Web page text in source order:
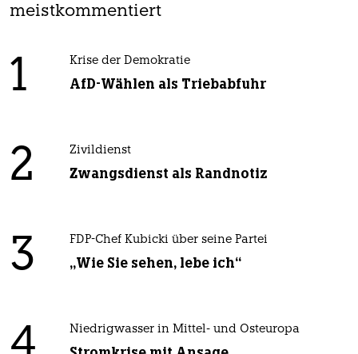
meistkommentiert
1 Krise der Demokratie
AfD-Wählen als Triebabfuhr
2 Zivildienst
Zwangsdienst als Randnotiz
3 FDP-Chef Kubicki über seine Partei
„Wie Sie sehen, lebe ich“
Niedrigwasser in Mittel- und Osteuropa